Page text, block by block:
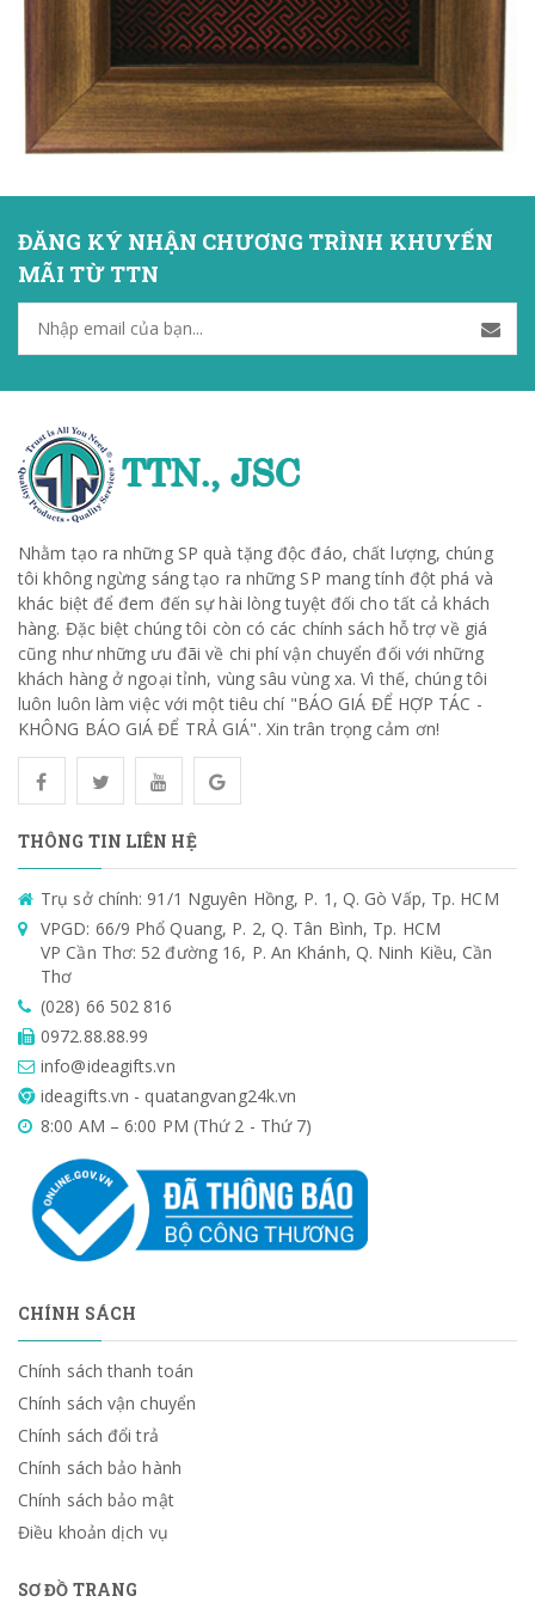
ĐĂNG KÝ NHẬN CHƯƠNG TRÌNH KHUYẾN
MÃI TỪ TTN
Nhằm tạo ra những SP quà tặng độc đáo, chất lượng, chúng
tôi không ngừng sáng tạo ra những SP mang tính đột phá và
khác biệt để đem đến sự hài lòng tuyệt đối cho tất cả khách
hàng. Đặc biệt chúng tôi còn có các chính sách hỗ trợ về giá
cũng như những ưu đãi về chi phí vận chuyển đối với những
khách hàng ở ngoại tỉnh, vùng sâu vùng xa. Vì thế, chúng tôi
luôn luôn làm việc với một tiêu chí "BÁO GIÁ ĐỂ HỢP TÁC -
KHÔNG BÁO GIÁ ĐỂ TRẢ GIÁ". Xin trân trọng cảm ơn!
THÔNG TIN LIÊN HỆ
Trụ sở chính: 91/1 Nguyên Hồng, P. 1, Q. Gò Vấp, Tp. HCM
VPGD: 66/9 Phổ Quang, P. 2, Q. Tân Bình, Tp. HCM
VP Cần Thơ: 52 đường 16, P. An Khánh, Q. Ninh Kiều, Cần
Thơ
(028) 66 502 816
0972.88.88.99
info@ideagifts.vn
ideagifts.vn - quatangvang24k.vn
8:00 AM – 6:00 PM (Thứ 2 - Thứ 7)
CHÍNH SÁCH
Chính sách thanh toán
Chính sách vận chuyển
Chính sách đổi trả
Chính sách bảo hành
Chính sách bảo mật
Điều khoản dịch vụ
SƠ ĐỒ TRANG